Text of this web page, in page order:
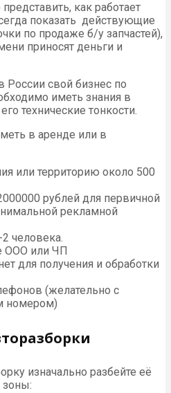
как работает
показать действующие
по продаже б/у запчастей),
приносят деньги и
России свой бизнес по
иметь знания в
технические тонкости.
в аренде или в
или территорию около 500
рублей для первичной
рекламной
человека.
ООО или ЧП
для получения и обработки
(желательно с
номером)
изначально разбейте её
зоны: